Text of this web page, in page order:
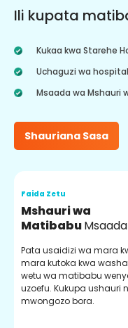
Ili kupata
Kukaa kwa Starehe
Uchaguzi wa
Msaada wa Mshauri
Shauriana Sasa
Faida Zetu
Mshauri wa
MatibabuMsaada
Pata usaidizi wa mara
mara kutoka kwa
wetu wa matibabu
uzoefu. Kukupa ushauri
mwongozo bora.